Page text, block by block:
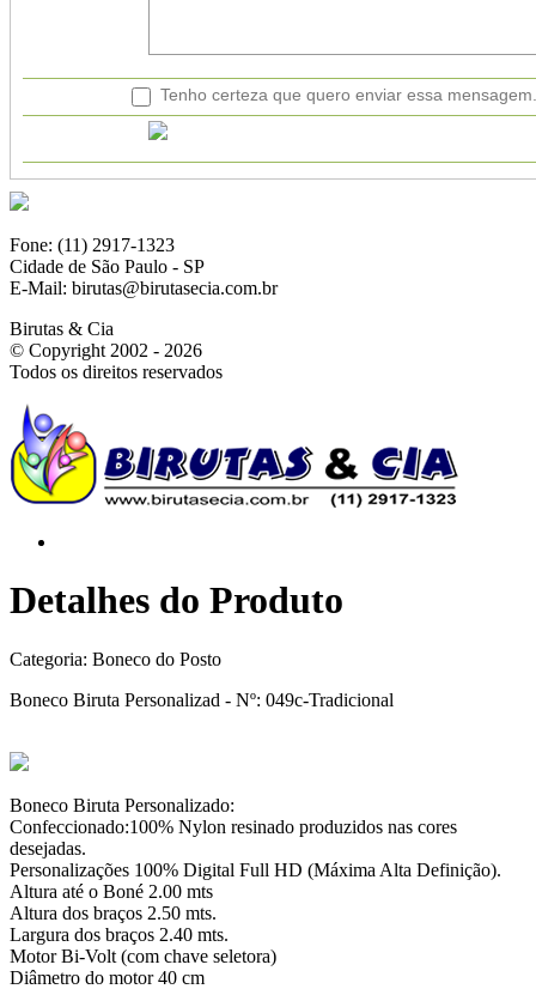
Tenho certeza que quero enviar essa mensagem.
Fone: (11) 2917-1323
Cidade de São Paulo - SP
E-Mail: birutas@birutasecia.com.br
Birutas & Cia
© Copyright 2002 - 2026
Todos os direitos reservados
Detalhes do Produto
Categoria: Boneco do Posto
Boneco Biruta Personalizad - Nº: 049c-Tradicional
Boneco Biruta Personalizado:
Confeccionado:100% Nylon resinado produzidos nas cores
desejadas.
Personalizações 100% Digital Full HD (Máxima Alta Definição).
Altura até o Boné 2.00 mts
Altura dos braços 2.50 mts.
Largura dos braços 2.40 mts.
Motor Bi-Volt (com chave seletora)
Diâmetro do motor 40 cm